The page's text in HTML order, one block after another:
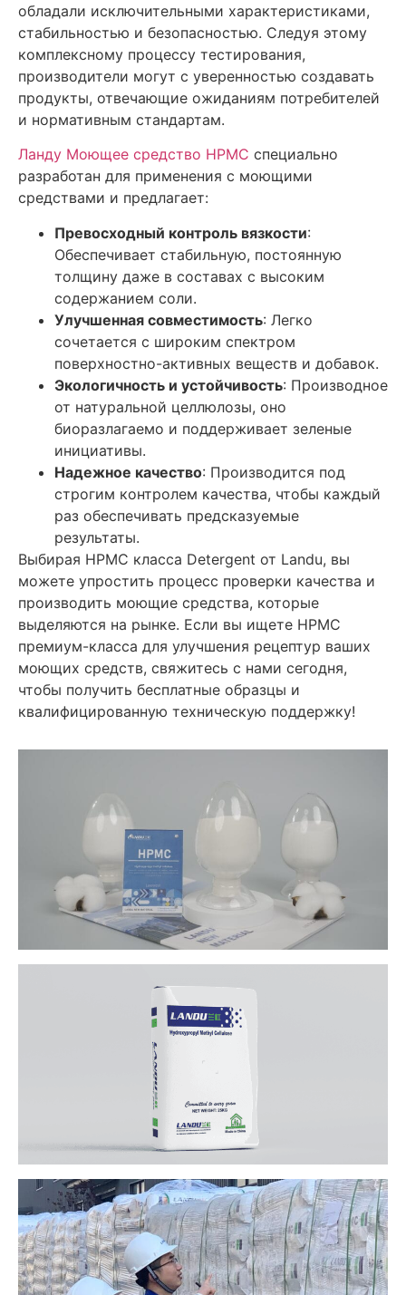
обладали исключительными характеристиками,
стабильностью и безопасностью. Следуя этому
комплексному процессу тестирования,
производители могут с уверенностью создавать
продукты, отвечающие ожиданиям потребителей
и нормативным стандартам.
Ланду Моющее средство HPMC специально
разработан для применения с моющими
средствами и предлагает:
Превосходный контроль вязкости:
Обеспечивает стабильную, постоянную
толщину даже в составах с высоким
содержанием соли.
Улучшенная совместимость: Легко
сочетается с широким спектром
поверхностно-активных веществ и добавок.
Экологичность и устойчивость: Производное
от натуральной целлюлозы, оно
биоразлагаемо и поддерживает зеленые
инициативы.
Надежное качество: Производится под
строгим контролем качества, чтобы каждый
раз обеспечивать предсказуемые
результаты.
Выбирая HPMC класса Detergent от Landu, вы
можете упростить процесс проверки качества и
производить моющие средства, которые
выделяются на рынке. Если вы ищете HPMC
премиум-класса для улучшения рецептур ваших
моющих средств, свяжитесь с нами сегодня,
чтобы получить бесплатные образцы и
квалифицированную техническую поддержку!